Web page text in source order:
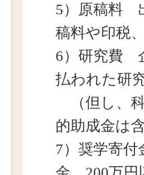
5）原稿料
稿料や印税
6）研究費
払われた研
（但し、
的助成金は
7）奨学寄